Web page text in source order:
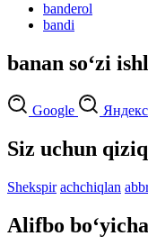
banderol
bandi
banan so‘zi
Google Яндекс
Siz uchun
Shekspir achchiqlan
Alifbo bo‘yicha